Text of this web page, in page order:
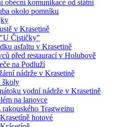
obecní komunikace od státní
okolo pomníku
v Krasetině
Čističky"
asfaltu v Krasetině
před restaurací v Holubově
na Podluží
nádrže v Krasetině
školy
vodní nádrže v Krasetině
na lanovce
Tragweinu
hotové